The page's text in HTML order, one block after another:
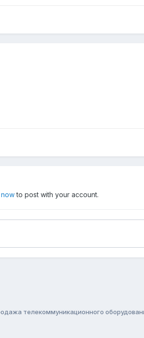
to post with your account.
телекоммуникационного